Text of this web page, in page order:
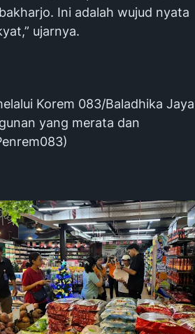
Ini adalah wujud nyata
ujarnya.
Korem 083/Baladhika Jaya
yang merata dan